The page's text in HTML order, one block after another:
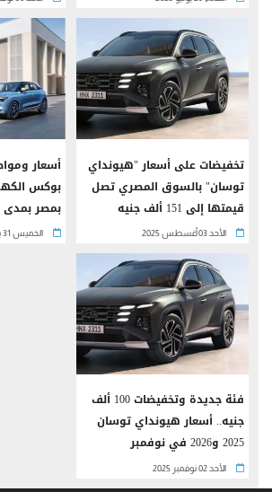
تخفيضات على أسعار "هيونداي
توسان" بالسوق المصري تصل
قيمتها إلى 151 ألف جنيه
الأحد 03 أغسطس 2025
أسعار
بوكس
بمصر بمدى
الخميس 31 يوليو 2025
فئة جديدة وتخفيضات 100 ألف
جنيه.. أسعار هيونداي توسان
2025 و2026 في نوفمبر
الأحد 02 نوفمبر 2025